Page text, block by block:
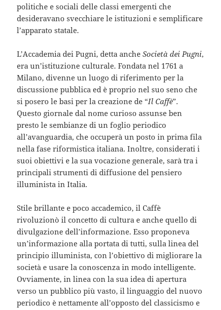
politiche e sociali delle classi emergenti che
desideravano svecchiare le istituzioni e semplificare
l’apparato statale.
L’Accademia dei Pugni, detta ancheSocietà dei Pugni,
era un’istituzione culturale. Fondata nel 1761 a
Milano, divenne un luogo di riferimento per la
discussione pubblica ed è proprio nel suo seno che
si posero le basi per la creazione de “Il Caffè”.
Questo giornale dal nome curioso assunse ben
presto le sembianze di un foglio periodico
all’avanguardia, che occuperà un posto in prima fila
nella fase riformistica italiana. Inoltre, considerati i
suoi obiettivi e la sua vocazione generale, sarà tra i
principali strumenti di diffusione del pensiero
illuminista in Italia.
Stile brillante e poco accademico, il Caffè
rivoluzionò il concetto di cultura e anche quello di
divulgazione dell’informazione. Esso proponeva
un’informazione alla portata di tutti, sulla linea del
principio illuminista, con l’obiettivo di migliorare la
società e usare la conoscenza in modo intelligente.
Ovviamente, in linea con la sua idea di apertura
verso un pubblico più vasto, il linguaggio del nuovo
periodico è nettamente all’opposto del classicismo e